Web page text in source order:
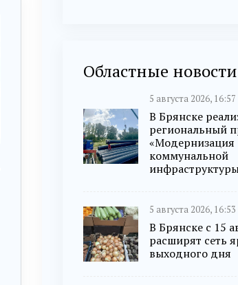
Областные новости
5 августа 2026, 16:57
В Брянске
региональный
«Модернизация
коммунальной
5 августа 2026, 16:53
В Брянске с 15
расширят сеть
выходного дня